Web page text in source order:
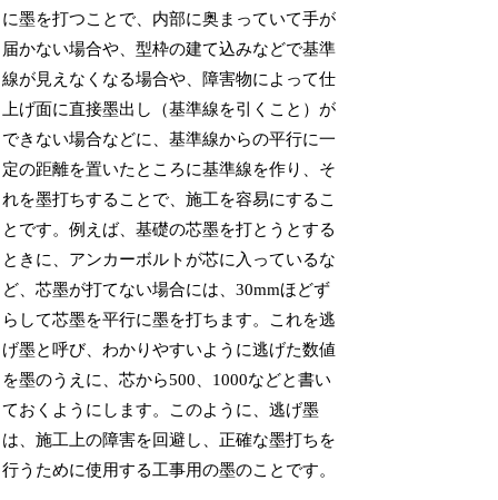
に墨を打つことで、内部に奥まっていて手が
届かない場合や、型枠の建て込みなどで基準
線が見えなくなる場合や、障害物によって仕
上げ面に直接墨出し（基準線を引くこと）が
できない場合などに、基準線からの平行に一
定の距離を置いたところに基準線を作り、そ
れを墨打ちすることで、施工を容易にするこ
とです。例えば、基礎の芯墨を打とうとする
ときに、アンカーボルトが芯に入っているな
ど、芯墨が打てない場合には、30mmほどず
らして芯墨を平行に墨を打ちます。これを逃
げ墨と呼び、わかりやすいように逃げた数値
を墨のうえに、芯から500、1000などと書い
ておくようにします。このように、逃げ墨
は、施工上の障害を回避し、正確な墨打ちを
行うために使用する工事用の墨のことです。